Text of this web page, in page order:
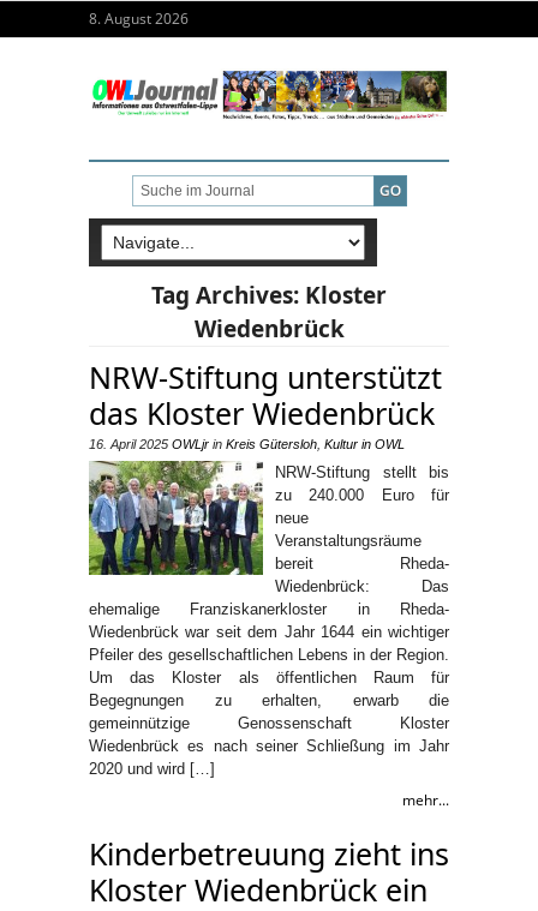
8. August 2026
Tag Archives: Kloster
Wiedenbrück
NRW-Stiftung unterstützt
das Kloster Wiedenbrück
16. April 2025 OWLjr in Kreis Gütersloh Kultur in OWL
NRW-Stiftung stellt bis
zu 240.000 Euro für
neue
Veranstaltungsräume
bereit Rheda-
Wiedenbrück: Das
ehemalige Franziskanerkloster in Rheda-
Wiedenbrück war seit dem Jahr 1644 ein wichtiger
Pfeiler des gesellschaftlichen Lebens in der Region.
Um das Kloster als öffentlichen Raum für
Begegnungen zu erhalten, erwarb die
gemeinnützige Genossenschaft Kloster
Wiedenbrück es nach seiner Schließung im Jahr
2020 und wird […]
mehr...
Kinderbetreuung zieht ins
Kloster Wiedenbrück ein